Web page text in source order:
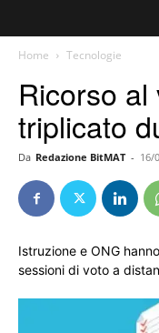
Home Tecnologie
Ricorso
triplicato
Da Redazione BitMAT - 16/
Istruzione e ONG
sessioni di voto a